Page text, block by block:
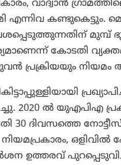
വാദ്വാൻ
എന്നിവ കണ്ടുകെട്ടും.
മുമ്പ്
കോടതി
പ്രക്രിയയും
2020 ൽ യുഎപിഎ
30 ദിവസത്തെ
നിയമപ്രകാരം,
ഉത്തരവ്